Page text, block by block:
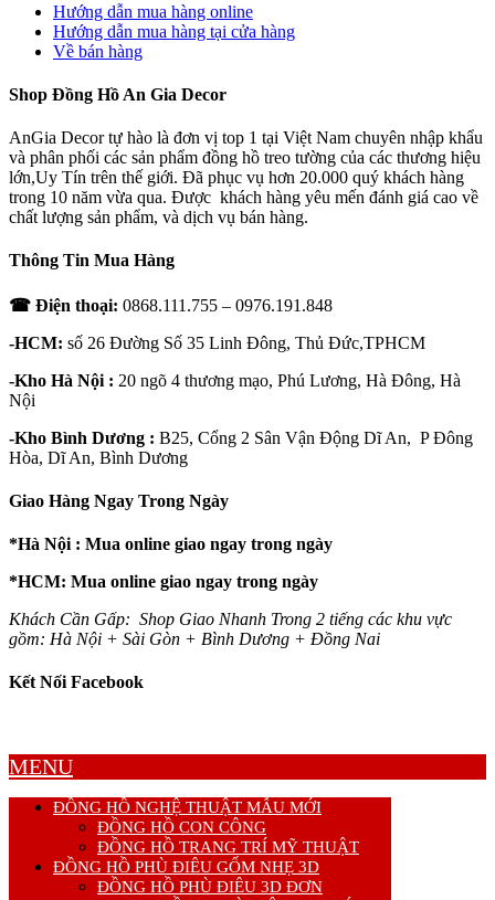
Hướng dẫn mua hàng online
Hướng dẫn mua hàng tại cửa hàng
Về bán hàng
Shop Đồng Hồ An Gia Decor
AnGia Decor tự hào là đơn vị top 1 tại Việt Nam chuyên nhập khẩu
và phân phối các sản phẩm đồng hồ treo tường của các thương hiệu
lớn,Uy Tín trên thế giới. Đã phục vụ hơn 20.000 quý khách hàng
trong 10 năm vừa qua. Được khách hàng yêu mến đánh giá cao về
chất lượng sản phẩm, và dịch vụ bán hàng.
Thông Tin Mua Hàng
☎ Điện thoại: 0868.111.755 – 0976.191.848
-HCM: số 26 Đường Số 35 Linh Đông, Thủ Đức,TPHCM
-Kho Hà Nội : 20 ngõ 4 thương mạo, Phú Lương, Hà Đông, Hà
Nội
-Kho Bình Dương : B25, Cổng 2 Sân Vận Động Dĩ An, P Đông
Hòa, Dĩ An, Bình Dương
Giao Hàng Ngay Trong Ngày
*Hà Nội : Mua online giao ngay trong ngày
*HCM: Mua online giao ngay trong ngày
Khách Cần Gấp: Shop Giao Nhanh Trong 2 tiếng các khu vực
gồm: Hà Nội + Sài Gòn + Bình Dương + Đồng Nai
Kết Nối Facebook
MENU
ĐỒNG HỒ NGHỆ THUẬT MẪU MỚI
ĐỒNG HỒ CON CÔNG
ĐỒNG HỒ TRANG TRÍ MỸ THUẬT
ĐỒNG HỒ PHÙ ĐIÊU GỐM NHẸ 3D
ĐỒNG HỒ PHÙ ĐIÊU 3D ĐƠN